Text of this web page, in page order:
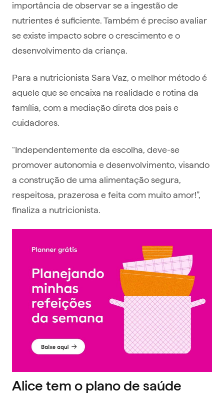
importância de observar se a ingestão de
nutrientes é suficiente. Também é preciso avaliar
se existe impacto sobre o crescimento e o
desenvolvimento da criança.
Para a nutricionista Sara Vaz, o melhor método é
aquele que se encaixa na realidade e rotina da
família, com a mediação direta dos pais e
cuidadores.
“Independentemente da escolha, deve-se
promover autonomia e desenvolvimento, visando
a construção de uma alimentação segura,
respeitosa, prazerosa e feita com muito amor!”,
finaliza a nutricionista.
Alice tem o plano de saúde